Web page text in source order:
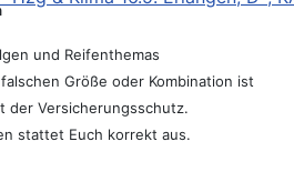
& Klima 16.5. Erlangen, D-,
und Reifenthemas
Größe oder Kombination ist
der Versicherungsschutz.
stattet Euch korrekt aus.